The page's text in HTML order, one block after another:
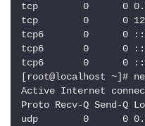
tcp        0      0
tcp        0      0
tcp6       0      0
tcp6       0      0
tcp6       0      0
[root@localhost ~]#
Active Internet
Proto Recv-Q Send-
udp        0